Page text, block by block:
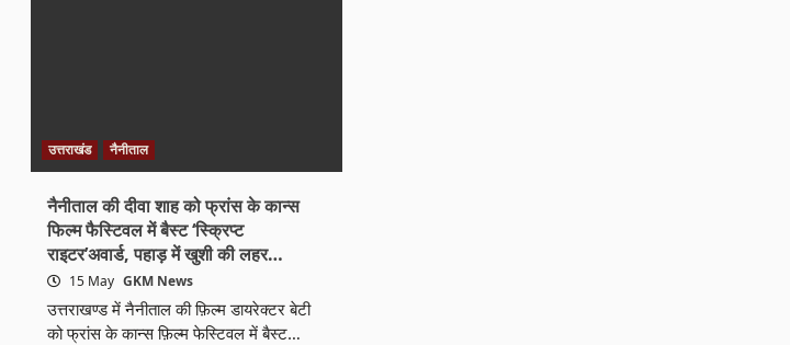
उत्तराखंड नैनीताल
नैनीताल की दीवा शाह को फ्रांस के कान्स
फिल्म फैस्टिवल में बैस्ट ‘स्क्रिप्ट
राइटर’अवार्ड, पहाड़ में खुशी की लहर…
15 May GKM News
उत्तराखण्ड में नैनीताल की फ़िल्म डायरेक्टर बेटी
को फ्रांस के कान्स फ़िल्म फेस्टिवल में बैस्ट…